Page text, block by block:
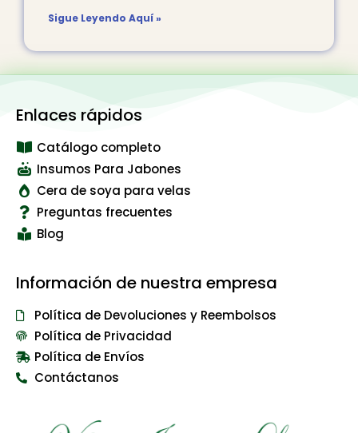
Sigue Leyendo Aquí »
Enlaces rápidos
Catálogo completo
Insumos Para Jabones
Cera de soya para velas
Preguntas frecuentes
Blog
Información de nuestra empresa
Política de Devoluciones y Reembolsos
Política de Privacidad
Política de Envíos
Contáctanos